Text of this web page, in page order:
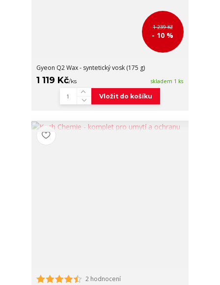
1 239 Kč
- 10 %
Gyeon Q2 Wax - syntetický vosk (175 g)
1 119 Kč/ks skladem 1 ks
Vložit do košíku
2 hodnocení